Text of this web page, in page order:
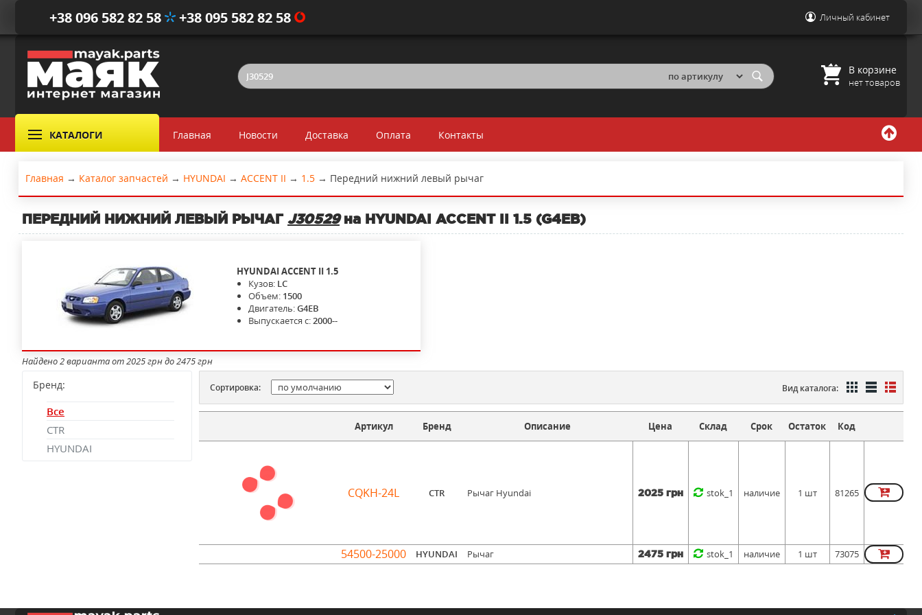
+38 096 582 82 58 +38 095 582 82 58 Личный кабинет
В корзине
нет товаров
КАТАЛОГИ Главная Новости Доставка Оплата Контакты
Главная → Каталог запчастей → HYUNDAI → ACCENT II → 1.5 → Передний нижний левый рычаг
ПЕРЕДНИЙ НИЖНИЙ ЛЕВЫЙ РЫЧАГ J30529на HYUNDAI ACCENT II 1.5 (G4EB)
HYUNDAIACCENT II 1.5
Кузов: LC
Объем: 1500
Двигатель:G4EB
Выпускается с: 2000--
Найдено 2 варианта от 2025 грн до 2475 грн
Бренд:
Все
CTR
HYUNDAI
Сортировка: Вид каталога:
Артикул Бренд Описание Цена Склад Срок Остаток Код
CQKH-24L CTR Рычаг Hyundai 2025 грн stok_1 наличие 1 шт 81265
54500-25000 HYUNDAI Рычаг 2475 грн stok_1 наличие 1 шт 73075